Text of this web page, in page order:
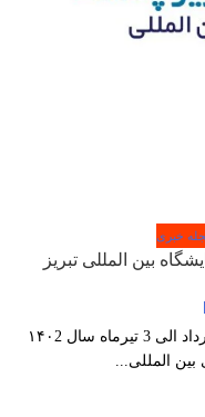
خبری
بین المللی تبریز
نمایشگاه تبریز پلاست 1402 از تاریخ 31 خرداد الی 3 تیرماه سال ۱۴۰2
المللی...